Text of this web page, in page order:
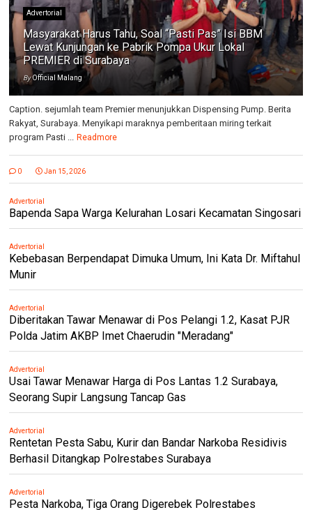
Advertorial
Masyarakat Harus Tahu, Soal “Pasti Pas” Isi BBM
Lewat Kunjungan ke Pabrik Pompa Ukur Lokal
PREMIER di Surabaya
ByOfficial Malang
Caption. sejumlah team Premier menunjukkan Dispensing Pump. Berita
Rakyat, Surabaya. Menyikapi maraknya pemberitaan miring terkait
program Pasti ...
Readmore
0 Jan 15, 2026
Advertorial
Bapenda Sapa Warga Kelurahan Losari Kecamatan Singosari
Advertorial
Kebebasan Berpendapat Dimuka Umum, Ini Kata Dr. Miftahul
Munir
Advertorial
Diberitakan Tawar Menawar di Pos Pelangi 1.2, Kasat PJR
Polda Jatim AKBP Imet Chaerudin "Meradang"
Advertorial
Usai Tawar Menawar Harga di Pos Lantas 1.2 Surabaya,
Seorang Supir Langsung Tancap Gas
Advertorial
Rentetan Pesta Sabu, Kurir dan Bandar Narkoba Residivis
Berhasil Ditangkap Polrestabes Surabaya
Advertorial
Pesta Narkoba, Tiga Orang Digerebek Polrestabes